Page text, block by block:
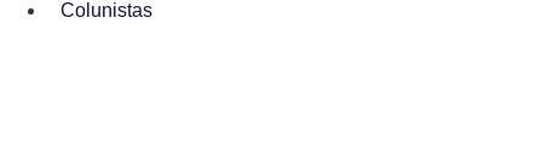
Colunistas